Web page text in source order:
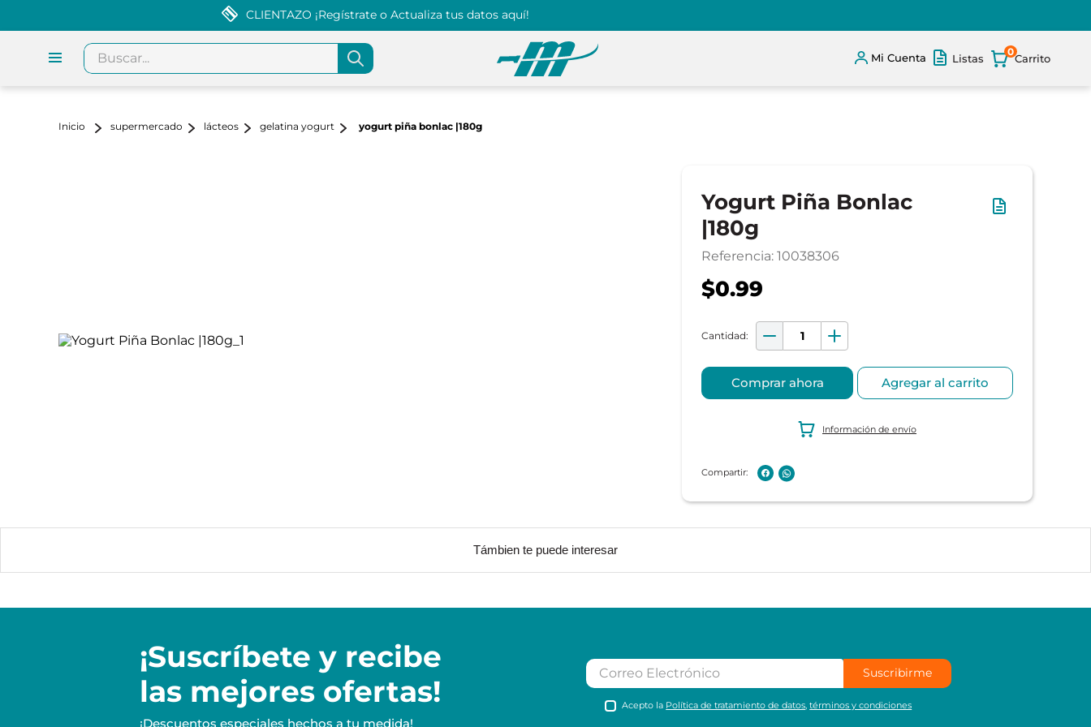
CLIENTAZO ¡Regístrate o Actualiza tus datos aquí!
Buscar...
Mi Cuenta Listas
0
supermercado lácteos gelatina yogurt yogurt piña bonlac |180g
Yogurt Piña Bonlac
|180g
Referencia: 10038306
$0.99
Comprar ahora Agregar al carrito
Información de envío
Támbien te puede interesar
¡Suscríbete y recibe
las mejores ofertas!
¡Descuentos especiales hechos a tu medida!
Suscribirme
Acepto la Política de tratamiento de datos ,términos y condiciones